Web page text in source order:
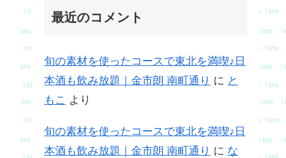
最近のコメント
旬の素材を使ったコースで東北を満喫♪日
本酒も飲み放題｜金市朗 南町通り に と
もこ より
旬の素材を使ったコースで東北を満喫♪日
本酒も飲み放題｜金市朗 南町通り に な